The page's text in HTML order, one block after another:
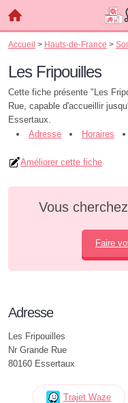
Accueil > Hauts-de-France >
Les Fripouilles
Cette fiche présente "Les
Rue, capable d'accueillir
Essertaux.
Adresse
Horaires
Améliorer cette fiche
Vous
Faire
Adresse
Les Fripouilles
Nr Grande Rue
80160 Essertaux
Trajet Waze